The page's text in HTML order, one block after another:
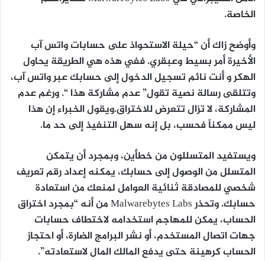
الخاصة.
وأوضح زاك أن “حيلة الاستحواذ على حسابات واتس آب
الأخيرة أمر بسيط وعبقري. ففي هذه هي الطريقة يحاول
الهكر و أنت نائم تسجيل الدخول إلى حسابك عبر واتس آب،
وتتلقى رسالة نصية تقول” عدم مشاركة هذا “. ورغم عدم
المشاركة، لا تزال تتعرض للاختراق.ويقول الخبراء إن هذا
ليس ممكناً فحسب، بل إنه سهل التنفيذ إلى حد ما.
ويستفيد المتسللون من خطأين، وبمجرد أن يتمكن
المتسلل من الوصول إلى حسابك، يمكنه إعداد رقم تعريف
شخصي للمصادقة ثنائية العوامل لمنعك من استعادة
حسابك. وتحذر Malwarebytes Labs من أنه “بمجرد اختراق
الحساب، يمكن للمهاجم استخدامه لاختطاف حسابات
جهات اتصال المستخدم، أو نشر البرامج الضارة، أو احتجاز
الحساب كرهينة حتى يدفع المالك المال لاستعادته”.